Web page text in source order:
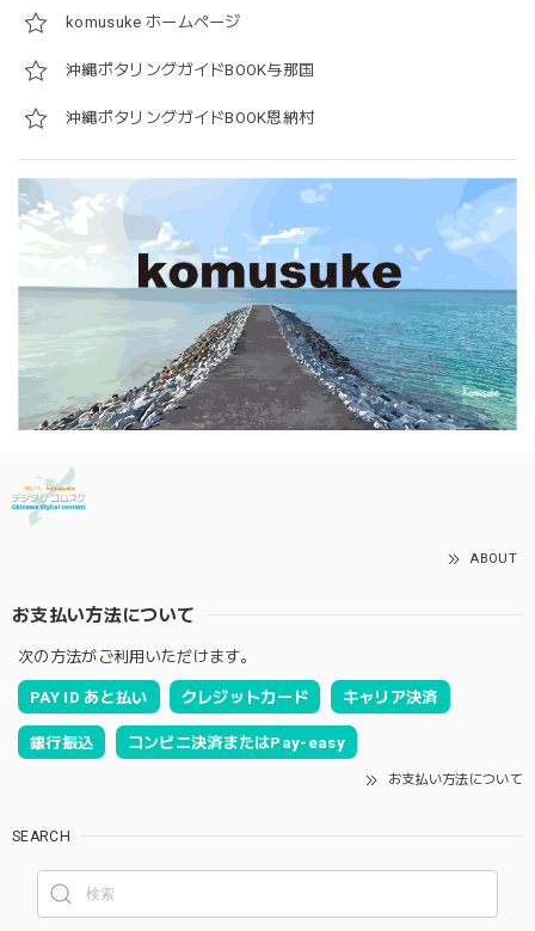
komusuke ホームページ
沖縄ポタリングガイドBOOK与那国
沖縄ポタリングガイドBOOK恩納村
ABOUT
お支払い方法について
次の方法がご利用いただけます。
PAY ID あと払い クレジットカード キャリア決済
銀行振込 コンビニ決済またはPay-easy
お支払い方法について
SEARCH